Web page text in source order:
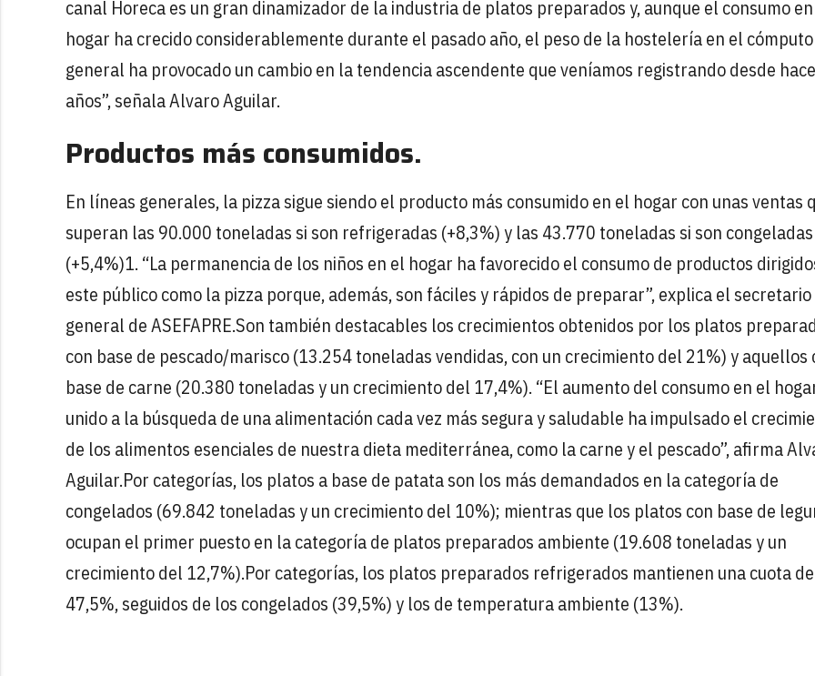
canal Horeca es un gran dinamizador de la industria de platos preparados y, aunque el consumo
hogar ha crecido considerablemente durante el pasado año, el peso de la hostelería en el cómputo
general ha provocado un cambio en la tendencia ascendente que veníamos registrando desde
años”, señala Alvaro Aguilar.
Productos más consumidos.
En líneas generales, la pizza sigue siendo el producto más consumido en el hogar con unas ventas
superan las 90.000 toneladas si son refrigeradas (+8,3%) y las 43.770 toneladas si son congeladas
(+5,4%)1. “La permanencia de los niños en el hogar ha favorecido el consumo de productos
este público como la pizza porque, además, son fáciles y rápidos de preparar”, explica el secretario
general de ASEFAPRE.Son también destacables los crecimientos obtenidos por los platos
con base de pescado/marisco (13.254 toneladas vendidas, con un crecimiento del 21%) y aquellos
base de carne (20.380 toneladas y un crecimiento del 17,4%). “El aumento del consumo en el
unido a la búsqueda de una alimentación cada vez más segura y saludable ha impulsado el
de los alimentos esenciales de nuestra dieta mediterránea, como la carne y el pescado”, afirma
Aguilar.Por categorías, los platos a base de patata son los más demandados en la categoría de
congelados (69.842 toneladas y un crecimiento del 10%); mientras que los platos con base de
ocupan el primer puesto en la categoría de platos preparados ambiente (19.608 toneladas y un
crecimiento del 12,7%).Por categorías, los platos preparados refrigerados mantienen una cuota
47,5%, seguidos de los congelados (39,5%) y los de temperatura ambiente (13%).